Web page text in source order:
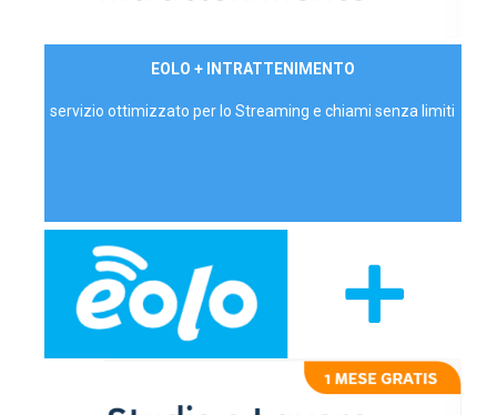
EOLO + INTRATTENIMENTO
servizio ottimizzato per lo Streaming e chiami senza limiti